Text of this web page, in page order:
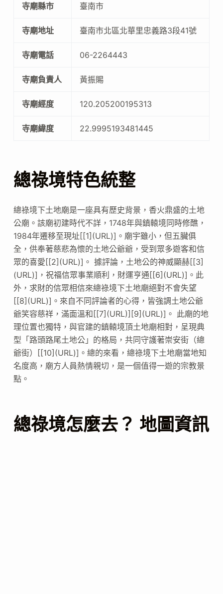
寺廟縣市 臺南市
寺廟地址 臺南市北區北華里忠義路3段41號
寺廟電話 06-2264443
寺廟負責人 黃振賜
寺廟經度 120.205200195313
寺廟緯度 22.9995193481445
總祿境特色統整
總祿境下土地廟是一座具有歷史背景，香火鼎盛的土地
公廟。該廟初建時代不詳，1748年與鎮轅境同時修醮，
1984年遷移至現址[[1](URL)]。廟宇雖小，但五臟俱
全，供奉著慈悲為懷的土地公爺爺，受到眾多遊客和信
眾的喜愛[[2](URL)]。 據評論，土地公的神威顯赫[[3]
(URL)]，祝福信眾事業順利，財運亨通[[6](URL)]。此
外，求財的信眾相信來總祿境下土地廟絕對不會失望
[[8](URL)]。來自不同評論者的心得，皆強調土地公爺
爺笑容慈祥，滿面溫和[[7](URL)][9](URL)]。 此廟的地
理位置也獨特，與官建的鎮轅境頂土地廟相對，呈現典
型「路頭路尾土地公」的格局，共同守護著崇安街（總
爺街）[[10](URL)]。總的來看，總祿境下土地廟當地知
名度高，廟方人員熱情親切，是一個值得一遊的宗教景
點。
總祿境怎麼去？ 地圖資訊